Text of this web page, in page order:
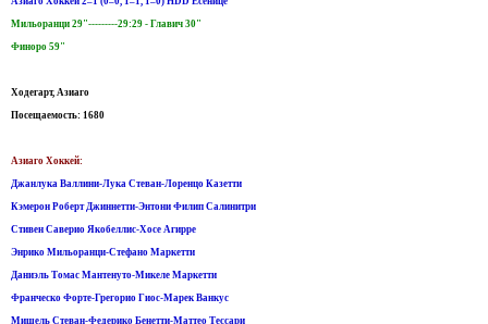
Мильоранци 29"---------29:29 - Главич 30"
Финоро 59"
Ходегарт, Азиаго
Посещаемость: 1680
Азиаго Хоккей:
Джанлука Валлини-Лука Стеван-Лоренцо Казетти
Кэмерон Роберт Джиннетти-Энтони Филип Салинитри
Стивен Саверио Якобеллис-Хосе Агирре
Энрико Мильоранци-Стефано Маркетти
Даниэль Томас Мантенуто-Микеле Маркетти
Франческо Форте-Грегорио Гиос-Марек Ванкус
Мишель Стеван-Федерико Бенетти-Маттео Тессари